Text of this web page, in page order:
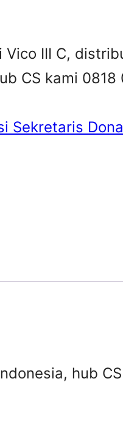
Vico III C,
CS kami 0818
Sekretaris
hub CS